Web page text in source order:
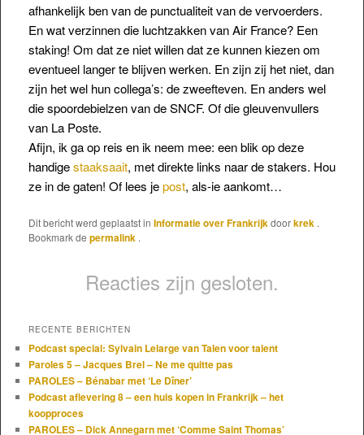
afhankelijk ben van de punctualiteit van de vervoerders.
En wat verzinnen die luchtzakken van Air France? Een
staking! Om dat ze niet willen dat ze kunnen kiezen om
eventueel langer te blijven werken. En zijn zij het niet, dan
zijn het wel hun collega’s: de zweefteven. En anders wel
die spoordebielzen van de SNCF. Of die gleuvenvullers
van La Poste.
Afijn, ik ga op reis en ik neem mee: een blik op deze
handigestaaksaait, met direkte links naar de stakers. Hou
ze in de gaten! Of lees jepost, als-ie aankomt…
Dit bericht werd geplaatst in Informatie over Frankrijkdoorkrek .
Bookmark de permalink .
Reacties zijn gesloten.
RECENTE BERICHTEN
Podcast special: Sylvain Lelarge van Talen voor talent
Paroles 5 – Jacques Brel – Ne me quitte pas
PAROLES – Bénabar met ‘Le Dîner’
Podcast aflevering 8 – een huis kopen in Frankrijk – het
koopproces
PAROLES – Dick Annegarn met ‘Comme Saint Thomas’